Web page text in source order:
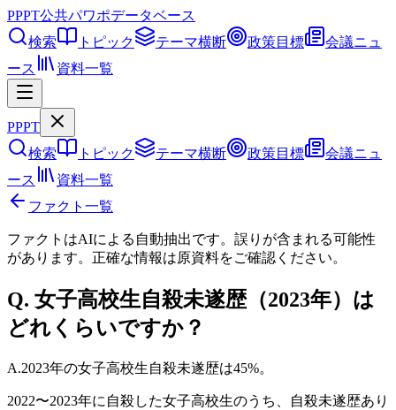
PPPT公共パワポデータベース
検索
トピック テーマ横断 政策目標
会議ニュ
ース
資料一覧
PPPT
検索
トピック テーマ横断 政策目標
会議ニュ
ース
資料一覧
ファクト一覧
ファクトはAIによる自動抽出です。誤りが含まれる可能性
があります。正確な情報は原資料をご確認ください。
Q. 女子高校生自殺未遂歴（2023年）は
どれくらいですか？
A.2023年の女子高校生自殺未遂歴は45%。
2022〜2023年に自殺した女子高校生のうち、自殺未遂歴あり